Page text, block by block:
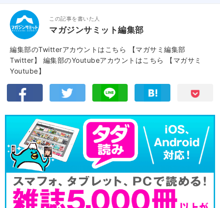
この記事を書いた人
マガジンサミット編集部
編集部のTwitterアカウントはこちら
【マガサミ編集部
Twitter】
編集部のYoutubeアカウントはこちら
【マガサミ
Youtube】